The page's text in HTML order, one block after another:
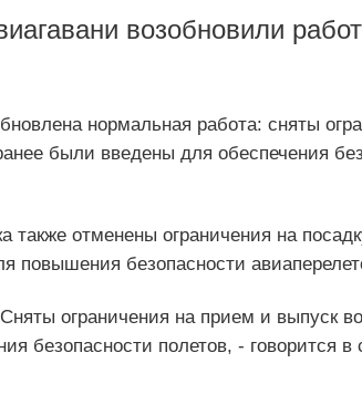
возобновили
нормальная работа: сняты
были введены для обеспечения
также отменены ограничения на
повышения безопасности
ограничения на прием и выпуск
безопасности полетов, - говорится